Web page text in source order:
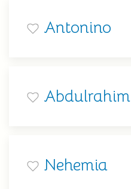
Antonino
Abdulrahim
Nehemia